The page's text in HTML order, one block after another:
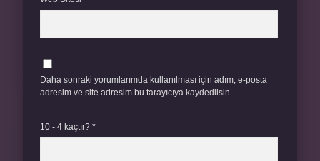
Daha sonraki yorumlarımda kullanılması için adım, e-posta
adresim ve site adresim bu tarayıcıya kaydedilsin.
10 - 4 kaçtır? *